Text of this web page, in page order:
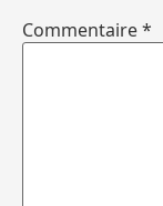
Commentaire*